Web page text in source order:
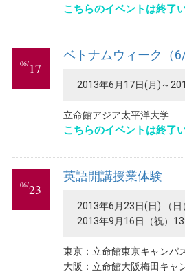
こちらのイベントは終了
06/17
ベトナムウィーク（6/
2013年6月17日(月)～
立命館アジア太平洋大学
こちらのイベントは終了
06/23
英語開講授業体験
2013年6月23日(日) （日
2013年9月16日（祝）
東京：立命館東京キャンパ
大阪：立命館大阪梅田キャ